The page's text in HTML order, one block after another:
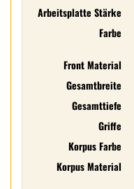
Arbeitsplatte Stärke
Farbe
Front Material
Gesamtbreite
Gesamttiefe
Griffe
Korpus Farbe
Korpus Material